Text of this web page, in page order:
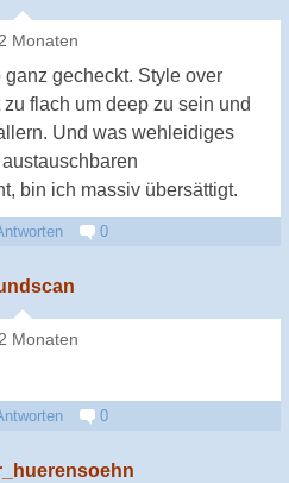
Monaten
gecheckt. Style over
flach um deep zu sein und
Und was wehleidiges
bin ich massiv übersättigt.
0
Monaten
0